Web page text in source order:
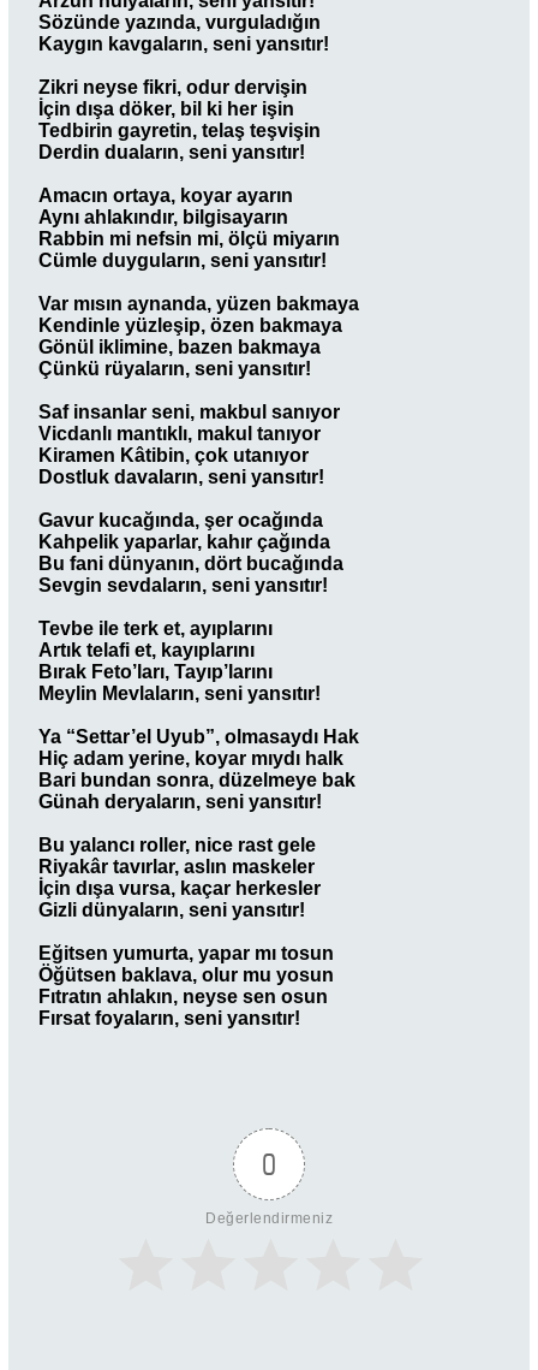
Sözünde yazında, vurguladığın
Kaygın kavgaların, seni yansıtır!
Zikri neyse fikri, odur dervişin
İçin dışa döker, bil ki her işin
Tedbirin gayretin, telaş teşvişin
Derdin duaların, seni yansıtır!
Amacın ortaya, koyar ayarın
Aynı ahlakındır, bilgisayarın
Rabbin mi nefsin mi, ölçü miyarın
Cümle duyguların, seni yansıtır!
Var mısın aynanda, yüzen bakmaya
Kendinle yüzleşip, özen bakmaya
Gönül iklimine, bazen bakmaya
Çünkü rüyaların, seni yansıtır!
Saf insanlar seni, makbul sanıyor
Vicdanlı mantıklı, makul tanıyor
Kiramen Kâtibin, çok utanıyor
Dostluk davaların, seni yansıtır!
Gavur kucağında, şer ocağında
Kahpelik yaparlar, kahır çağında
Bu fani dünyanın, dört bucağında
Sevgin sevdaların, seni yansıtır!
Tevbe ile terk et, ayıplarını
Artık telafi et, kayıplarını
Bırak Feto’ları, Tayıp’larını
Meylin Mevlaların, seni yansıtır!
Ya “Settar’el Uyub”, olmasaydı Hak
Hiç adam yerine, koyar mıydı halk
Bari bundan sonra, düzelmeye bak
Günah deryaların, seni yansıtır!
Bu yalancı roller, nice rast gele
Riyakâr tavırlar, aslın maskeler
İçin dışa vursa, kaçar herkesler
Gizli dünyaların, seni yansıtır!
Eğitsen yumurta, yapar mı tosun
Öğütsen baklava, olur mu yosun
Fıtratın ahlakın, neyse sen osun
Fırsat foyaların, seni yansıtır!
0
Değerlendirmeniz